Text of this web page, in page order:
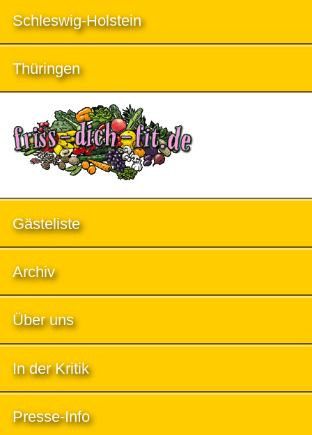
Schleswig-Holstein
Thüringen
Gästeliste
Archiv
Über uns
In der Kritik
Presse-Info